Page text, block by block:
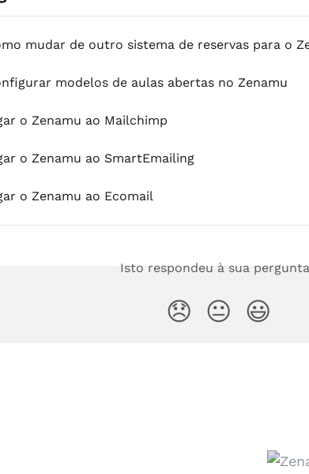
mudar de outro sistema de reservas para o
modelos de aulas abertas no Zenamu
o Zenamu ao Mailchimp
o Zenamu ao SmartEmailing
o Zenamu ao Ecomail
Isto respondeu à sua
😞 😐 😃